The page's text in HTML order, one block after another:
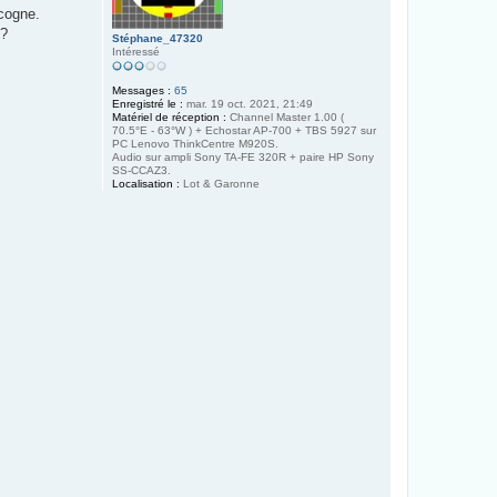
Stéphane_47320
Intéressé
Messages : 65
Enregistré le : mar. 19 oct. 2021, 21:49
Matériel de réception : Channel Master 1.00 (
70.5°E - 63°W ) + Echostar AP-700 + TBS 5927 sur
PC Lenovo ThinkCentre M920S.
Audio sur ampli Sony TA-FE 320R + paire HP Sony
SS-CCAZ3.
Localisation : Lot & Garonne